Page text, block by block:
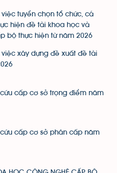
tuyển chọn tổ chức, cá
hiện đề tài khoa học và
bộ thực hiện từ năm 2026
việc xây dựng đề xuất đề tài
cấp cơ sở trọng điểm năm
cấp cơ sở phân cấp năm